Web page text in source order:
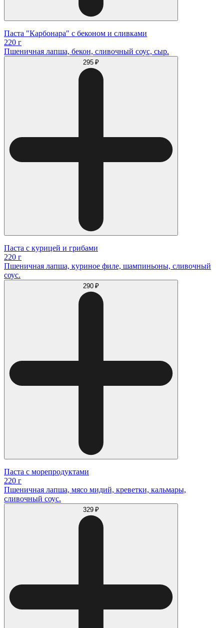
Паста "Карбонара" с беконом и сливками
220 г
Пшеничная лапша, бекон, сливочный соус, сыр.
295 ₽
Паста с курицей и грибами
220 г
Пшеничная лапша, куриное филе, шампиньоны, сливочный
соус.
290 ₽
Паста с морепродуктами
220 г
Пшеничная лапша, мясо мидий, креветки, кальмары,
сливочный соус.
329 ₽